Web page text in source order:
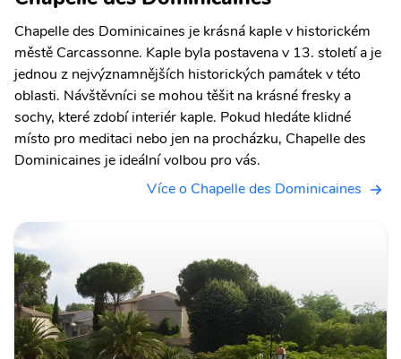
Chapelle des Dominicaines je krásná kaple v historickém
městě Carcassonne. Kaple byla postavena v 13. století a je
jednou z nejvýznamnějších historických památek v této
oblasti. Návštěvníci se mohou těšit na krásné fresky a
sochy, které zdobí interiér kaple. Pokud hledáte klidné
místo pro meditaci nebo jen na procházku, Chapelle des
Dominicaines je ideální volbou pro vás.
Více o Chapelle des Dominicaines